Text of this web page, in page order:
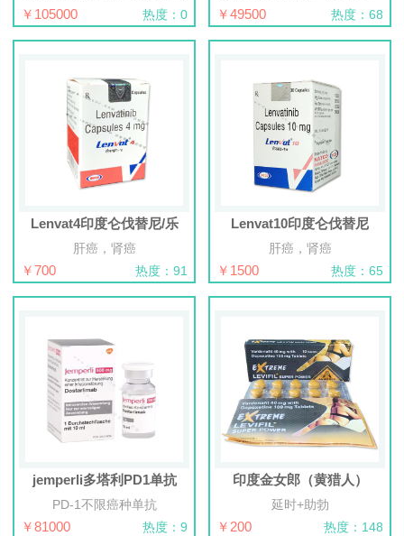
￥105000 热度：0 ￥49500 热度：68
Lenvat4印度仑伐替尼/乐
肝癌，肾癌
￥700 热度：91
Lenvat10印度仑伐替尼
肝癌，肾癌
￥1500 热度：65
jemperli多塔利PD1单抗
PD-1不限癌种单抗
￥81000 热度：9
印度金女郎（黄猎人）
延时+助勃
￥200 热度：148